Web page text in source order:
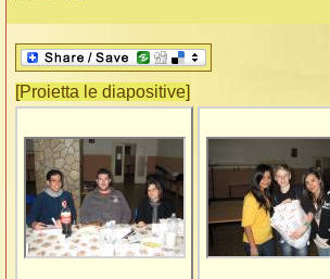
[Proietta le diapositive]